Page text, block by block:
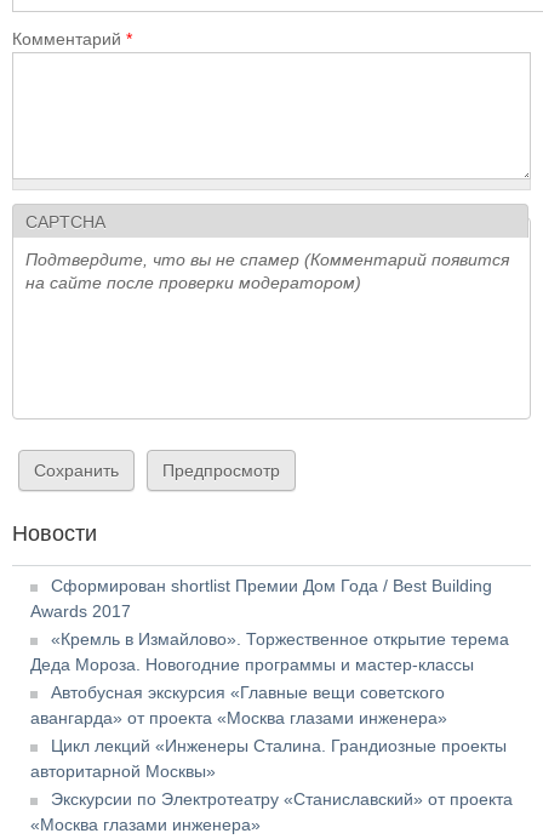
Комментарий *
CAPTCHA
Подтвердите, что вы не спамер (Комментарий появится
на сайте после проверки модератором)
Новости
Сформирован shortlist Премии Дом Года / Best Building
Awards 2017
«Кремль в Измайлово». Торжественное открытие терема
Деда Мороза. Новогодние программы и мастер-классы
Автобусная экскурсия «Главные вещи советского
авангарда» от проекта «Москва глазами инженера»
Цикл лекций «Инженеры Сталина. Грандиозные проекты
авторитарной Москвы»
Экскурсии по Электротеатру «Станиславский» от проекта
«Москва глазами инженера»